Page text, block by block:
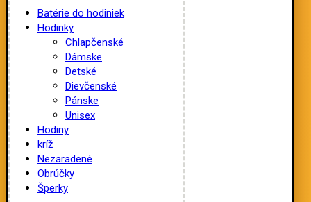
Batérie do hodiniek
Hodinky
Chlapčenské
Dámske
Detské
Dievčenské
Pánske
Unisex
Hodiny
kríž
Nezaradené
Obrúčky
Šperky